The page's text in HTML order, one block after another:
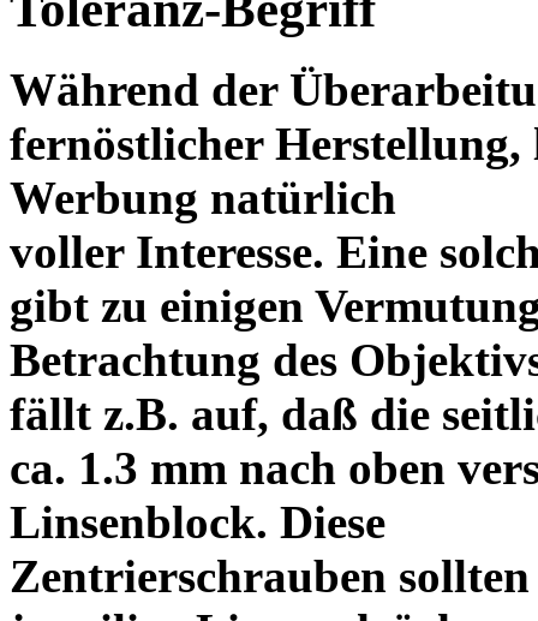
Während der
fernöstlicher Herstellung,
Werbung natürlich
voller Interesse. Eine
gibt zu einigen
Betrachtung des
fällt z.B. auf, daß die
ca. 1.3 mm nach oben
Linsenblock. Diese
Zentrierschrauben